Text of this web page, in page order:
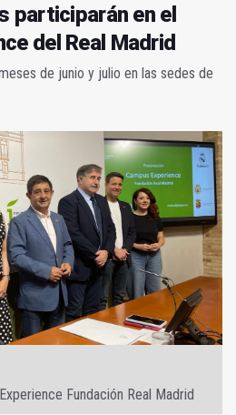
participarán en el
del Real Madrid
de junio y julio en las sedes de
Fundación Real Madrid